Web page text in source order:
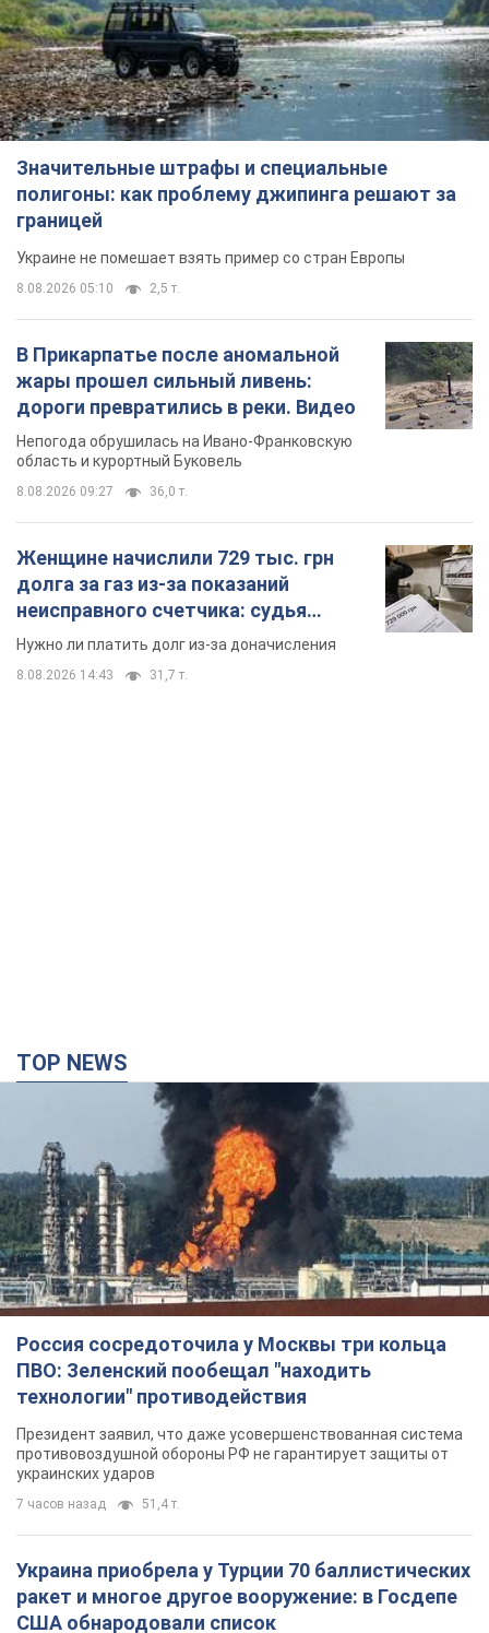
Значительные штрафы и специальные
полигоны: как проблему джипинга решают за
границей
Украине не помешает взять пример со стран Европы
8.08.2026 05:10 2,5 т.
В Прикарпатье после аномальной
жары прошел сильный ливень:
дороги превратились в реки. Видео
Непогода обрушилась на Ивано-Франковскую
область и курортный Буковель
8.08.2026 09:27 36,0 т.
Женщине начислили 729 тыс. грн
долга за газ из-за показаний
неисправного счетчика: судья
вынес неожиданное решение
Нужно ли платить долг из-за доначисления
8.08.2026 14:43 31,7 т.
TOP NEWS
Россия сосредоточила у Москвы три кольца
ПВО: Зеленский пообещал "находить
технологии" противодействия
Президент заявил, что даже усовершенствованная система
противовоздушной обороны РФ не гарантирует защиты от
украинских ударов
7 часов назад 51,4 т.
Украина приобрела у Турции 70 баллистических
ракет и многое другое вооружение: в Госдепе
США обнародовали список